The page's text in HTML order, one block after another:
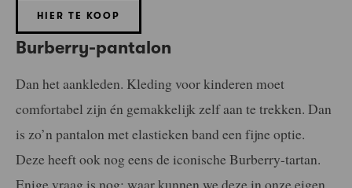
HIER TE KOOP
Burberry-pantalon
Dan het aankleden. Kleding voor kinderen moet
comfortabel zijn én gemakkelijk zelf aan te trekken. Dan
is zo’n pantalon met elastieken band een fijne optie.
Deze heeft ook nog eens de iconische Burberry-tartan.